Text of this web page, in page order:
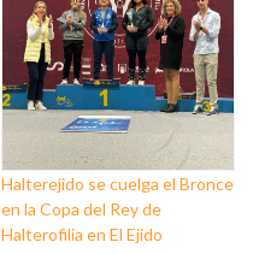
Halterejido se cuelga el Bronce
en la Copa del Rey de
Halterofilia en El Ejido